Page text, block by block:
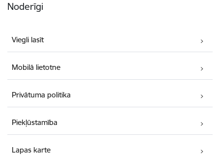
Noderīgi
Viegli lasīt
Mobilā lietotne
Privātuma politika
Piekļūstamība
Lapas karte